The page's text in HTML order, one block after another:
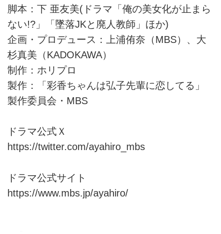
脚本：下 亜友美(ドラマ「俺の美女化が止まら
ない!?」「墜落JKと廃人教師」ほか)
企画・プロデュース：上浦侑奈（MBS）、大
杉真美（KADOKAWA）
制作：ホリプロ
製作：「彩香ちゃんは弘子先輩に恋してる」
製作委員会・MBS
ドラマ公式Ｘ
https://twitter.com/ayahiro_mbs
ドラマ公式サイト
https://www.mbs.jp/ayahiro/